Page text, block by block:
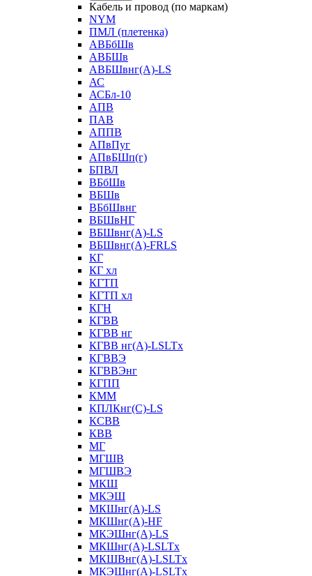
Кабель и провод (по маркам)
NYM
ПМЛ (плетенка)
АВБбШв
АВБШв
АВБШвнг(А)-LS
АС
АСБл-10
АПВ
ПАВ
АППВ
АПвПуг
АПвБШп(г)
БПВЛ
ВБбШв
ВБШв
ВБбШвнг
ВБШвНГ
ВБШвнг(А)-LS
ВБШвнг(А)-FRLS
КГ
КГ хл
КГТП
КГТП хл
КГН
КГВВ
КГВВ нг
КГВВ нг(А)-LSLTx
КГВВЭ
КГВВЭнг
КГПП
КММ
КПЛКнг(C)-LS
КСВВ
КВВ
МГ
МГШВ
МГШВЭ
МКШ
МКЭШ
МКШнг(А)-LS
МКШнг(А)-HF
МКЭШнг(А)-LS
МКШнг(А)-LSLTx
МКШВнг(A)-LSLTx
МКЭШнг(А)-LSLTx